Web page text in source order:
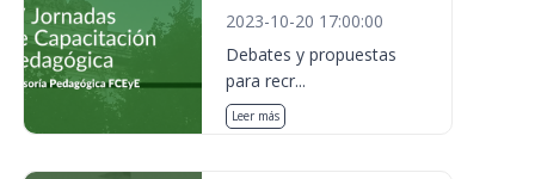
2023-10-20 17:00:00
Debates y propuestas
para recr...
Leer más